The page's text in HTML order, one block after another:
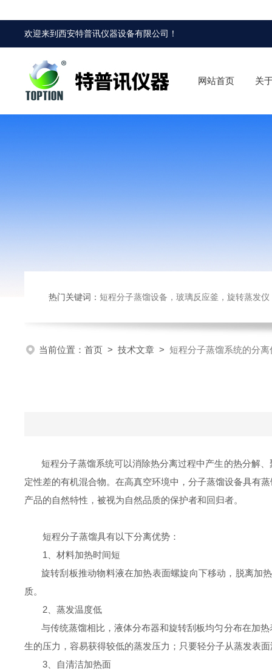
欢迎来到西安特普讯仪器设备有限公司 ！
网站首页 关
热门关键词： 短程分子蒸馏设备，玻璃反应釜，旋转蒸发
当前位置： 首页 > 技术文章 > 短程分子蒸馏系统的分离
短程分子蒸馏系统可以消除热分离过程中产生的热分解
定性差的有机混合物。在高真空环境中，分子蒸馏设备具有
产品的自然特性，被视为自然品质的保护者和回归者。
短程分子蒸馏具有以下分离优势：
1
、材料加热时间短
旋转刮板推动物料液在加热表面螺旋向下移动，脱离加
质。
2 、蒸发温度低
与传统蒸馏相比，液体分布器和旋转刮板均匀分布在加
生的压力，容易获得较低的蒸发压力；只要轻分子从蒸发表
3 、自清洁加热面